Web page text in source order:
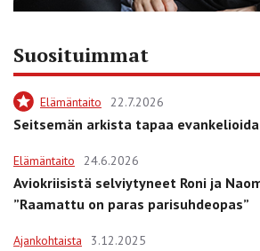
Suosituimmat
Elämäntaito 22.7.2026
Seitsemän arkista tapaa evankelioida
Elämäntaito 24.6.2026
Aviokriisistä selviytyneet Roni ja
”Raamattu on paras parisuhdeopas”
Ajankohtaista 3.12.2025